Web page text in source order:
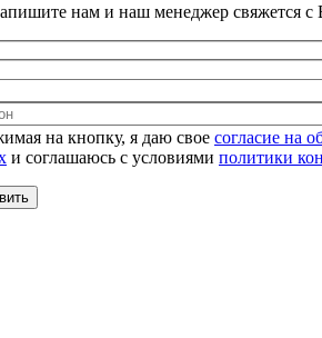
нам и наш менеджер свяжется
на кнопку, я даю свое согласие на
и соглашаюсь с условиями политики